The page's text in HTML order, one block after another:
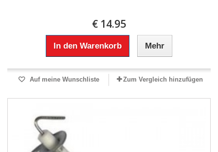
€ 14.95
In den Warenkorb Mehr
Auf meine Wunschliste Zum Vergleich hinzufügen